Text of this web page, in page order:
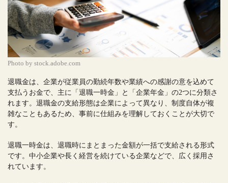
Photo by stock.adobe.com
退職金は、企業が従業員の勤続年数や業績への感謝の意を込めて
支払うお金で、主に「退職一時金」と「企業年金」の2つに分類さ
れます。退職金の支給形態は企業によって異なり、制度自体が複
雑なこともあるため、事前に仕組みを理解しておくことが大切で
す。
退職一時金は、退職時にまとまった金額が一括で支給される形式
です。中小企業や長く経営を続けている企業などで、広く採用さ
れています。